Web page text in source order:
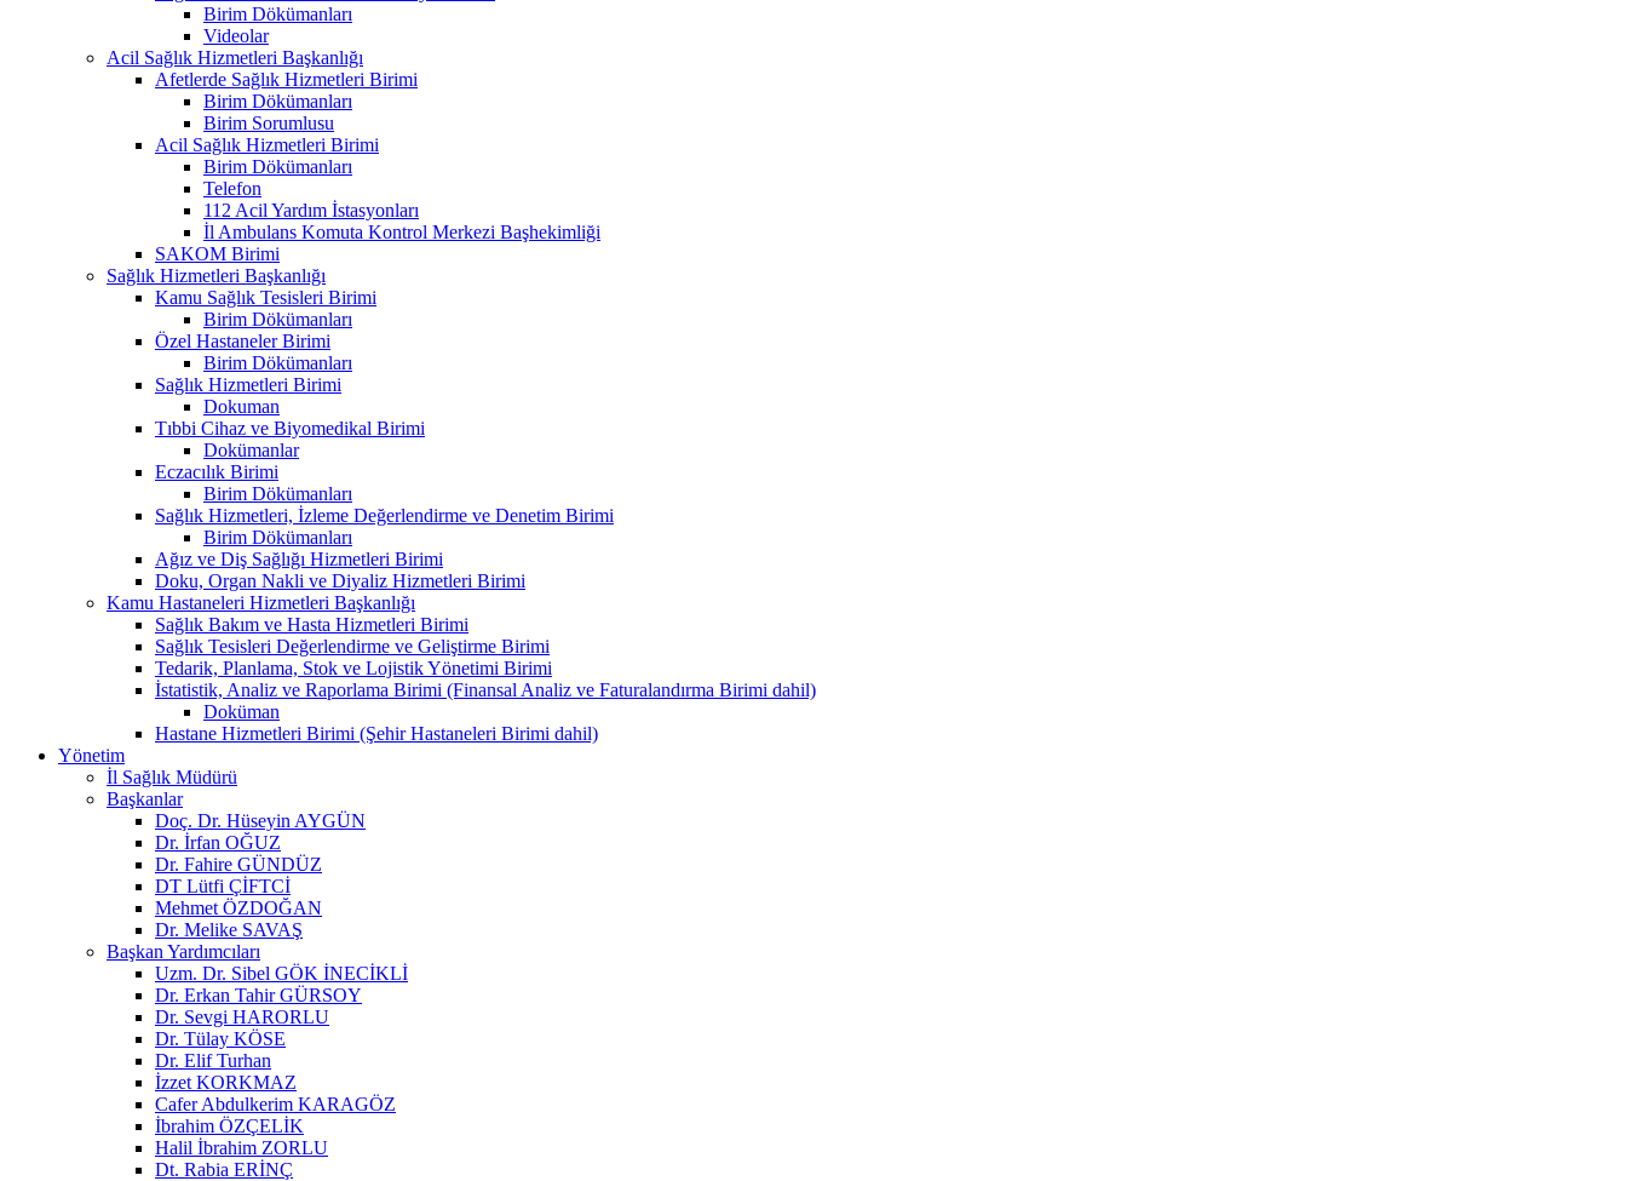
Birim Dökümanları
Videolar
Acil Sağlık Hizmetleri Başkanlığı
Afetlerde Sağlık Hizmetleri Birimi
Birim Dökümanları
Birim Sorumlusu
Acil Sağlık Hizmetleri Birimi
Birim Dökümanları
Telefon
112 Acil Yardım İstasyonları
İl Ambulans Komuta Kontrol Merkezi Başhekimliği
SAKOM Birimi
Sağlık Hizmetleri Başkanlığı
Kamu Sağlık Tesisleri Birimi
Birim Dökümanları
Özel Hastaneler Birimi
Birim Dökümanları
Sağlık Hizmetleri Birimi
Dokuman
Tıbbi Cihaz ve Biyomedikal Birimi
Dokümanlar
Eczacılık Birimi
Birim Dökümanları
Sağlık Hizmetleri, İzleme Değerlendirme ve Denetim Birimi
Birim Dökümanları
Ağız ve Diş Sağlığı Hizmetleri Birimi
Doku, Organ Nakli ve Diyaliz Hizmetleri Birimi
Kamu Hastaneleri Hizmetleri Başkanlığı
Sağlık Bakım ve Hasta Hizmetleri Birimi
Sağlık Tesisleri Değerlendirme ve Geliştirme Birimi
Tedarik, Planlama, Stok ve Lojistik Yönetimi Birimi
İstatistik, Analiz ve Raporlama Birimi (Finansal Analiz ve Faturalandırma Birimi dahil)
Doküman
Hastane Hizmetleri Birimi (Şehir Hastaneleri Birimi dahil)
Yönetim
İl Sağlık Müdürü
Başkanlar
Doç. Dr. Hüseyin AYGÜN
Dr. İrfan OĞUZ
Dr. Fahire GÜNDÜZ
DT Lütfi ÇİFTCİ
Mehmet ÖZDOĞAN
Dr. Melike SAVAŞ
Başkan Yardımcıları
Uzm. Dr. Sibel GÖK İNECİKLİ
Dr. Erkan Tahir GÜRSOY
Dr. Sevgi HARORLU
Dr. Tülay KÖSE
Dr. Elif Turhan
İzzet KORKMAZ
Cafer Abdulkerim KARAGÖZ
İbrahim ÖZÇELİK
Halil İbrahim ZORLU
Dt. Rabia ERİNÇ